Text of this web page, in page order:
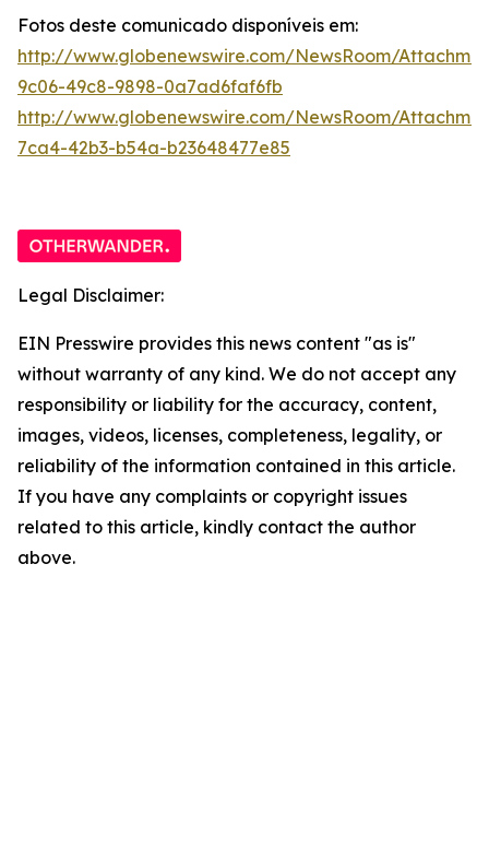
Fotos deste comunicado disponíveis em:
http://www.globenewswire.com/NewsRoom/
9c06-49c8-9898-0a7ad6faf6fb
http://www.globenewswire.com/NewsRoom/
7ca4-42b3-b54a-b23648477e85
Legal Disclaimer:
EIN Presswire provides this news content "as is"
without warranty of any kind. We do not accept any
responsibility or liability for the accuracy, content,
images, videos, licenses, completeness, legality, or
reliability of the information contained in this article.
If you have any complaints or copyright issues
related to this article, kindly contact the author
above.